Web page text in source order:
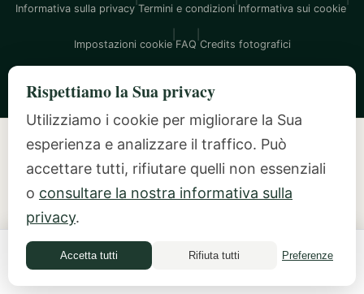
Informativa sulla privacy Termini e condizioni Informativa sui cookie
Impostazioni cookie FAQ Credits fotografici
© 2026 Mindful Money Coaching. Tutti i diritti riservati.
Money Quiz
Money Therapy & coaching non clinici. Non è
psicoterapia. Non è consulenza finanziaria.
La Money Therapy con Ilana Jankowitz è un percorso di coaching non clinico,
trattamento di salute mentale, né una consulenza finanziaria regolamentata
professionista abilitato.
Rispettiamo la Sua privacy
Utilizziamo i cookie per migliorare la Sua
esperienza e analizzare il traffico. Può
accettare tutti, rifiutare quelli non essenziali
o consultare la nostra informativa sulla
privacy.
Accetta tutti Rifiuta tutti Preferenze